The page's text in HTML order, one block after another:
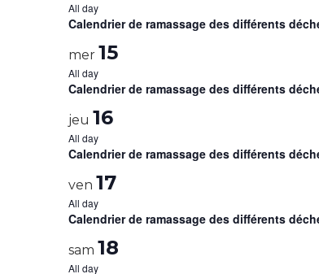
All day
Calendrier de ramassage des différents
mer 15
All day
Calendrier de ramassage des différents
jeu 16
All day
Calendrier de ramassage des différents
ven 17
All day
Calendrier de ramassage des différents
sam 18
All day